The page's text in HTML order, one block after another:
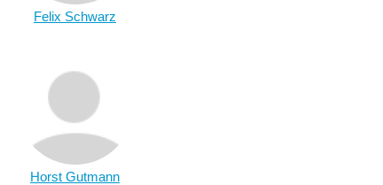
Felix Schwarz
Horst Gutmann